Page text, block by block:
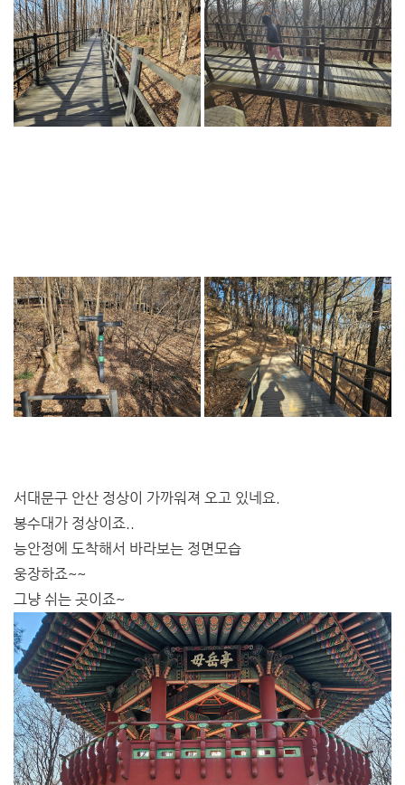
서대문구 안산 정상이 가까워져 오고 있네요.
봉수대가 정상이죠..
능안정에 도착해서 바라보는 정면모습
웅장하죠~~
그냥 쉬는 곳이죠~